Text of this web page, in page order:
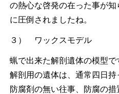
の熱心な啓発の在った事が
に圧倒されましたね。
３） ワックスモデル
蝋で出来た解剖遺体の模型で
解剖用の遺体は、通常四日
防腐剤の無い往事、防腐の